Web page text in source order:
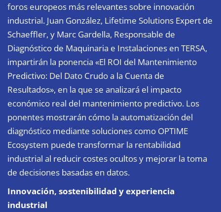
foros europeos más relevantes sobre innovación
industrial. Juan González, Lifetime Solutions Expert de
Schaeffler, y Marc Gardella, Responsable de
Diagnóstico de Maquinaria e Instalaciones en TERSA,
impartirán la ponencia «El ROI del Mantenimiento
Predictivo: Del Dato Crudo a la Cuenta de
Resultados», en la que se analizará el impacto
económico real del mantenimiento predictivo. Los
ponentes mostrarán cómo la automatización del
diagnóstico mediante soluciones como OPTIME
Ecosystem puede transformar la rentabilidad
industrial al reducir costes ocultos y mejorar la toma
de decisiones basadas en datos.
Innovación, sostenibilidad y experiencia
industrial